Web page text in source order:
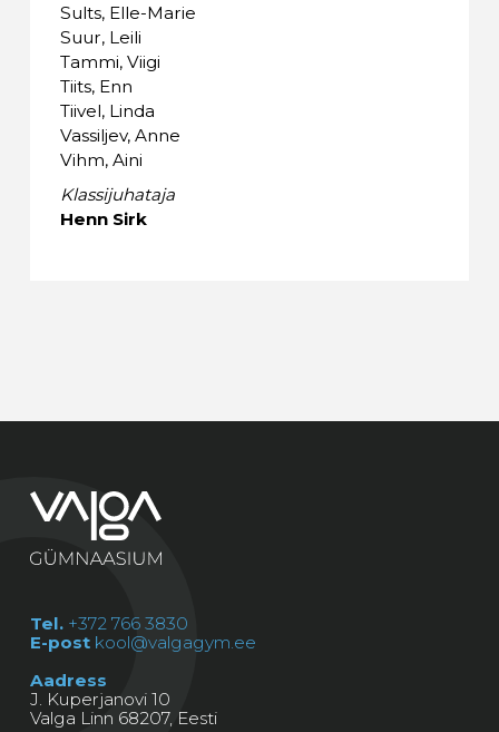
Sults, Elle-Marie
Suur, Leili
Tammi, Viigi
Tiits, Enn
Tiivel, Linda
Vassiljev, Anne
Vihm, Aini
Klassijuhataja
Henn Sirk
Tel. +372 766 3830
E-post kool@valgagym.ee
Aadress
J. Kuperjanovi 10
Valga Linn 68207, Eesti